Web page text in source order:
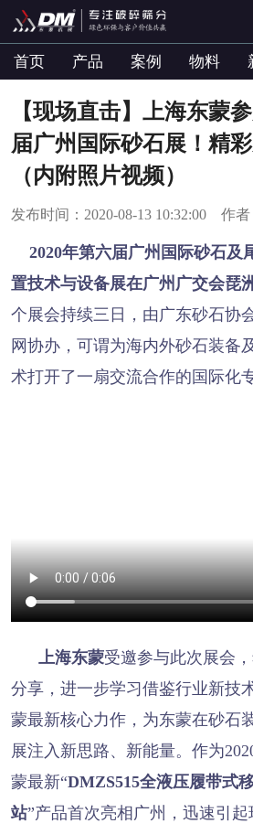
首页 产品 案例 物料
【现场直击】上海东蒙
届广州国际砂石展！精
（内附照片视频）
发布时间：2020-08-13 10:32:00 作
2020年第六届广州国际砂石及
置技术与设备展在广州广交会琵
个展会持续三日，由广东砂石协
网协办，可谓为海内外砂石装备
术打开了一扇交流合作的国际化
上海东蒙受邀参与此次展会
分享，进一步学习借鉴行业新技
蒙最新核心力作，为东蒙在砂石
展注入新思路、新能量。作为
蒙最新“DMZS515全液压履带式
站”产品首次亮相广州，迅速引